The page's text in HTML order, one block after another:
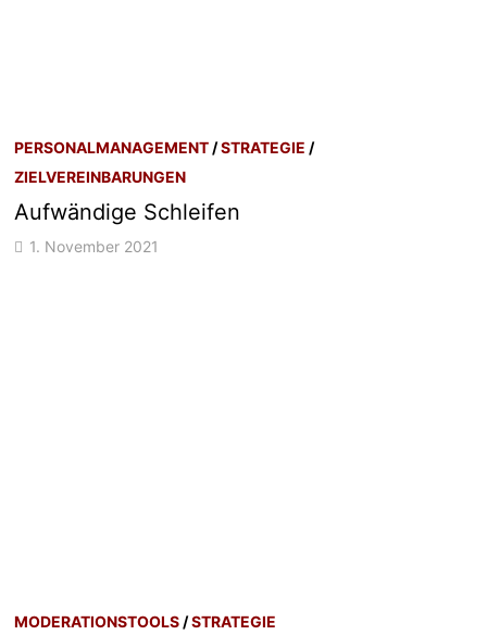
PERSONALMANAGEMENT /STRATEGIE /
ZIELVEREINBARUNGEN
Aufwändige Schleifen
1. November 2021
MODERATIONSTOOLS /STRATEGIE